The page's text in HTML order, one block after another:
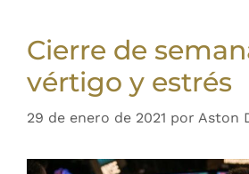
Cierre de
vértigo y estrés
29 de enero de 2021 por Aston